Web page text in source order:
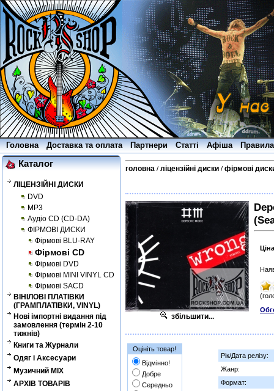
Головна Доставка та оплата Партнери Статті Афіша
Каталог
ЛІЦЕНЗІЙНІ ДИСКИ
DVD
MP3
Аудіо CD (CD-DA)
ФІРМОВІ ДИСКИ
Фірмові BLU-RAY
Фірмові CD
Фірмові DVD
Фірмові MINI VINYL CD
Фірмові SACD
ВІНІЛОВІ ПЛАТІВКИ
(ГРАМПЛАТІВКИ, VINYL)
Нові імпортні видання під
замовлення (термін 2-10
тижнів)
Книги та Журнали
Одяг і Аксесуари
Музичний MIX
АРХІВ ТОВАРІВ
головна / ліцензійні диски / фірмові
збільшити...
Оцініть товар!
Відмінно!
Добре
Середньо
Рік/Дата релізу:
Жанр:
Формат: